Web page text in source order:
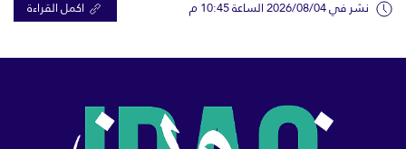
نشر في 2026/08/04 الساعة 10:45 م اكمل القراءة